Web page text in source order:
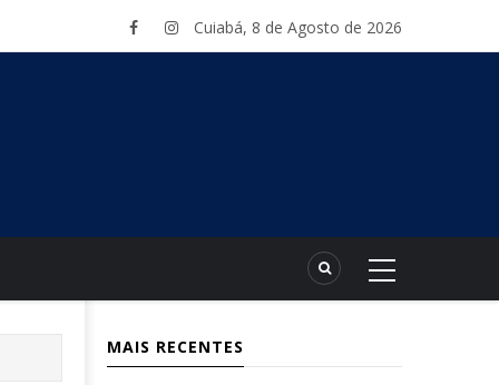
Cuiabá, 8 de Agosto de 2026
MAIS RECENTES